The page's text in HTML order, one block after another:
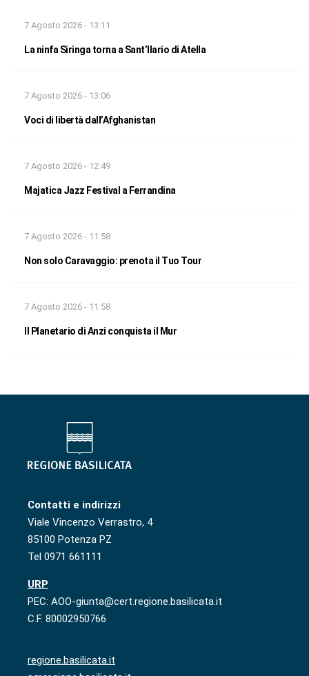
7 Agosto 2026 - 13:11
La ninfa Siringa torna a Sant’Ilario di Atella
7 Agosto 2026 - 13:06
Voci di libertà dall’Afghanistan
7 Agosto 2026 - 12:49
Majatica Jazz Festival a Ferrandina
7 Agosto 2026 - 11:58
Non solo Caravaggio: prenota il Tuo Tour
7 Agosto 2026 - 11:58
Il Planetario di Anzi conquista il Mur
Contatti e indirizzi
Viale Vincenzo Verrastro, 4
85100 Potenza PZ
Tel 0971 661111
URP
PEC: AOO-giunta@cert.regione.basilicata.it
C.F. 80002950766
regione.basilicata.it